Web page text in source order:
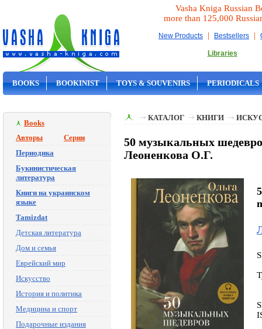
Vasha Kniga Russian
more than 125,000
New Products | Bestsellers |
Libraries
BOOKS BOOKINIST TOYS & SOUVENIRS PERIODICALS
Books
Авторы
Серии
Периодика
Букинистическая
литература
Книги на украинском
языке
Tamizdat
Детская литература
Дом и семья
Еврейский мир
Искусство
История и политика
Медицина и спорт
Подарочные издания
КАТАЛОГ КНИГИ
50 музыкальных
Леоненкова О.Г.